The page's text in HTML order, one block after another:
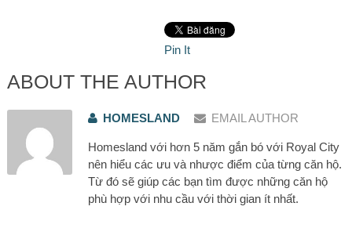
Pin It
ABOUT THE AUTHOR
HOMESLAND EMAIL AUTHOR
Homesland với hơn 5 năm gắn bó với Royal City
nên hiểu các ưu và nhược điểm của từng căn hộ.
Từ đó sẽ giúp các bạn tìm được những căn hộ
phù hợp với nhu cầu với thời gian ít nhất.